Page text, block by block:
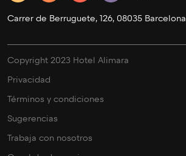
Carrer de Berruguete, 126, 08035 Barcelona
Copyright 2023 Hotel Alimara
Privacidad
Términos y condiciones
Sugerencias
Trabaja con nosotros